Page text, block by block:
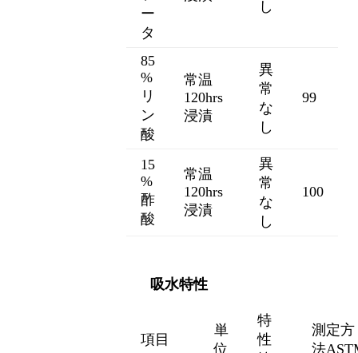
ー
タ
し
85
%
リ
ン
酸
常温
120hrs
浸漬
異
常
な
し
99
15
%
酢
酸
常温
120hrs
浸漬
異
常
な
し
100
吸水特性
項目
単
位
特
性
測定方
法